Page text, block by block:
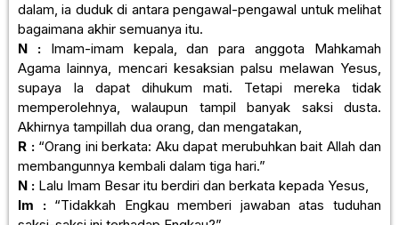
dalam, ia duduk di antara pengawal-pengawal untuk melihat
bagaimana akhir semuanya itu.
N :Imam-imam kepala, dan para anggota Mahkamah
Agama lainnya, mencari kesaksian palsu melawan Yesus,
supaya Ia dapat dihukum mati. Tetapi mereka tidak
memperolehnya, walaupun tampil banyak saksi dusta.
Akhirnya tampillah dua orang, dan mengatakan,
R :“Orang ini berkata: Aku dapat merubuhkan bait Allah dan
membangunnya kembali dalam tiga hari.”
N : Lalu Imam Besar itu berdiri dan berkata kepada Yesus,
Im :“Tidakkah Engkau memberi jawaban atas tuduhan